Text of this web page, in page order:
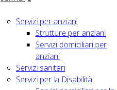
Servizi per anziani
Strutture per anziani
Servizi domiciliari per
anziani
Servizi sanitari
Servizi per la Disabilità